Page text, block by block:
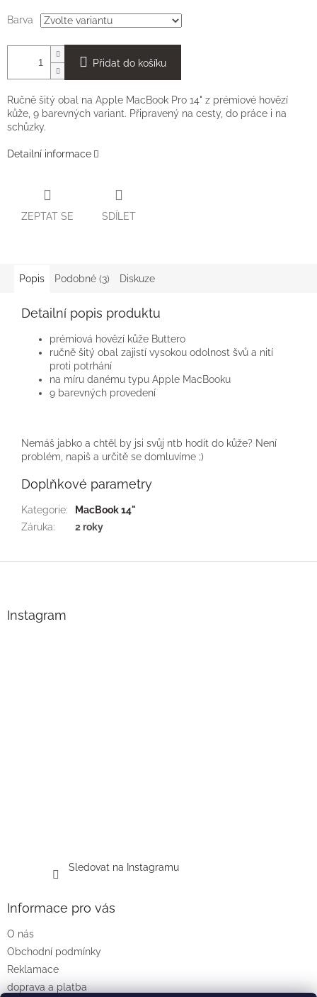
Barva
Přidat do košíku
Ručně šitý obal na Apple MacBook Pro 14" z prémiové hovězí
kůže, 9 barevných variant. Připravený na cesty, do práce i na
schůzky.
Detailní informace
ZEPTAT SE SDÍLET
Popis Podobné (3) Diskuze
Detailní popis produktu
prémiová hovězí kůže Buttero
ručně šitý obal zajistí vysokou odolnost švů a nití
proti potrhání
na míru danému typu Apple MacBooku
9 barevných provedení
Nemáš jabko a chtěl by jsi svůj ntb hodit do kůže? Není
problém, napiš a určitě se domluvíme ;)
Doplňkové parametry
Kategorie:
MacBook 14"
Záruka: 2 roky
Instagram
Sledovat na Instagramu
Informace pro vás
O nás
Obchodní podmínky
Reklamace
doprava a platba